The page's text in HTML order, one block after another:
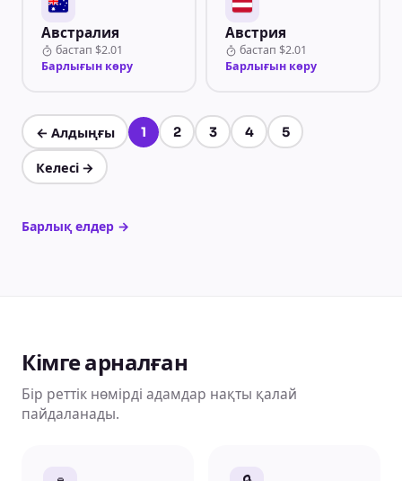
Австралия
бастап $2.01
Барлығын көру
Австрия
бастап $2.01
Барлығын көру
← Алдыңғы 1 2 3 4 5
Келесі→
1-бет, барлығы 5
Барлық елдер →
Кімге арналған
Бір реттік нөмірді адамдар нақты қалай
пайдаланады.